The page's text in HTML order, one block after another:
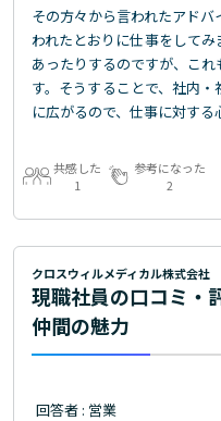
その方々から言われたアド
われたとおりに仕事をして
あったりするのですが、こ
す。そうすることで、社内
に広がるので、仕事に対する
共感した
1
参考になった
2
クロスウィルメディカル株式会社
現職社員の口コミ・
仲間の魅力
回答者 : 営業